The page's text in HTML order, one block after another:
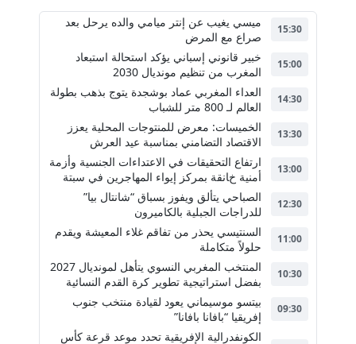
15:30
ميسي يغيب عن إنتر ميامي والده يرحل بعد
صراع مع المرض
15:00
خبير قانوني إسباني يؤكد استحالة استبعاد
المغرب من تنظيم مونديال 2030
14:30
العداء المغربي عماد بوشجدة يتوج بذهب بطولة
العالم لـ 800 متر للشباب
13:30
الخميسات: معرض للمنتوجات المحلية يعزز
الاقتصاد التضامني بمناسبة عيد العرش
13:00
ارتفاع التحقيقات في الاعتداءات الجنسية وأزمة
أمنية خانقة بمركز إيواء المهاجرين في سبتة
12:30
الصباحي يتألق ويفوز بسباق “شانتال بيا”
للدراجات الجبلية بالكاميرون
11:00
السنتيسي يحذر من تفاقم غلاء المعيشة ويقدم
حلولاً متكاملة
10:30
المنتخب المغربي النسوي يتأهل لمونديال 2027
بفضل استراتيجية تطوير كرة القدم النسائية
09:30
بيتسو موسيماني يعود لقيادة منتخب جنوب
إفريقيا “بافانا بافانا”
الكونفدرالية الإفريقية تحدد موعد قرعة كأس